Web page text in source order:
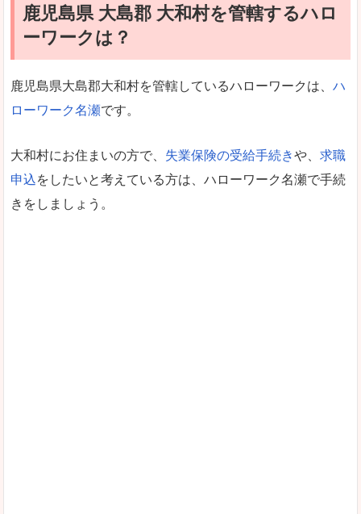
鹿児島県 大島郡 大和村を管轄するハロ
ーワークは？
鹿児島県大島郡大和村を管轄しているハローワークは、 ハ
ローワーク名瀬です。
大和村にお住まいの方で、 失業保険の受給手続きや、 求職
申込をしたいと考えている方は、ハローワーク名瀬で手続
きをしましょう。